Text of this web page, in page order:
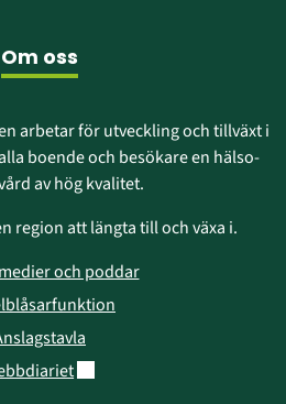
Om oss
arbetar för utveckling och tillväxt i
boende och besökare en hälso-
av hög kvalitet.
region att längta till och växa i.
och poddar
Länk till annan webbplats.